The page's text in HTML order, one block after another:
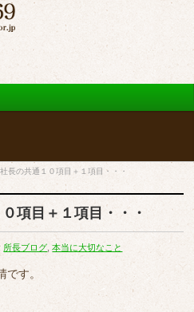
長の共通１０項目＋１項目・・・
項目＋１項目・・・
所長ブログ ,本当に大切なこと
です。